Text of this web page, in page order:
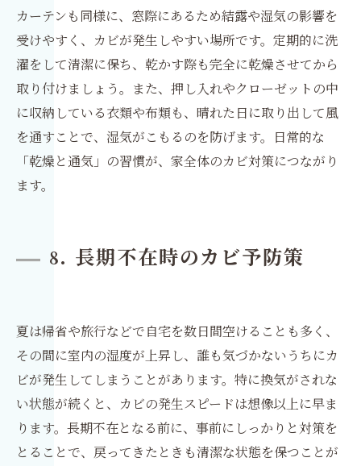
カーテンも同様に、窓際にあるため結露や湿気の影響を
受けやすく、カビが発生しやすい場所です。定期的に洗
濯をして清潔に保ち、乾かす際も完全に乾燥させてから
取り付けましょう。また、押し入れやクローゼットの中
に収納している衣類や布類も、晴れた日に取り出して風
を通すことで、湿気がこもるのを防げます。日常的な
「乾燥と通気」の習慣が、家全体のカビ対策につながり
ます。
8. 長期不在時のカビ予防策
夏は帰省や旅行などで自宅を数日間空けることも多く、
その間に室内の湿度が上昇し、誰も気づかないうちにカ
ビが発生してしまうことがあります。特に換気がされな
い状態が続くと、カビの発生スピードは想像以上に早ま
ります。長期不在となる前に、事前にしっかりと対策を
とることで、戻ってきたときも清潔な状態を保つことが